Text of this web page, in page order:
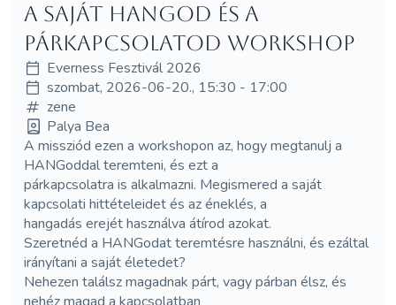
A saját HANGod és a
párkapcsolatod workshop
Everness Fesztivál 2026
szombat, 2026-06-20., 15:30 - 17:00
zene
Palya Bea
A missziód ezen a workshopon az, hogy megtanulj a
HANGoddal teremteni, és ezt a
párkapcsolatra is alkalmazni. Megismered a saját
kapcsolati hittételeidet és az éneklés, a
hangadás erejét használva átírod azokat.
Szeretnéd a HANGodat teremtésre használni, és ezáltal
irányítani a saját életedet?
Nehezen találsz magadnak párt, vagy párban élsz, és